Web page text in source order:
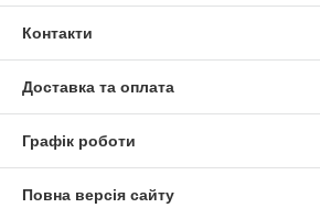
Контакти
Доставка та оплата
Графік роботи
Повна версія сайту